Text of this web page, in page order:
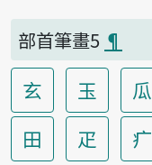
部首筆畫5 ¶
玄 玉 瓜
田
疋 疒